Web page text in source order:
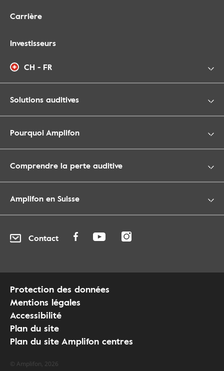
Carrière
Investisseurs
CH - FR
Solutions auditives
Pourquoi Amplifon
Comprendre la perte auditive
Amplifon en Suisse
Contact
Protection des données
Mentions légales
Accessibilité
Plan du site
Plan du site Amplifon centres
© Amplifon, 2026